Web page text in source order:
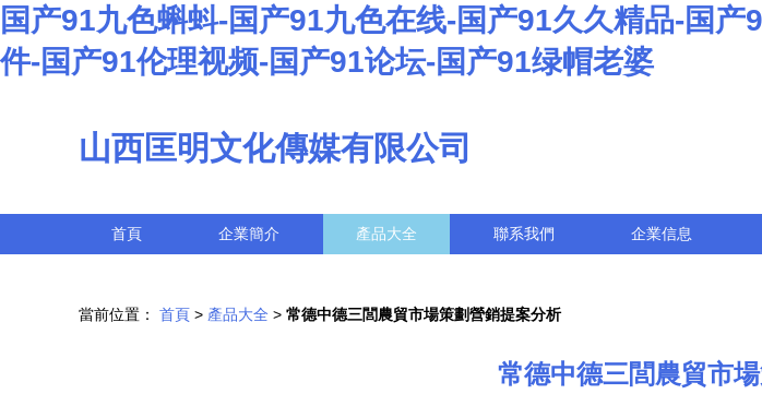
国产91九色蝌蚪-国产91九色在线-国产91久久精品-国
件-国产91伦理视频-国产91论坛-国产91绿帽老婆
山西匡明文化傳媒有限公司
首頁 企業簡介 產品大全 聯系我們 企業信息
當前位置： 首頁 > 產品大全 > 常德中德三閭農貿市場策劃營銷提案分析
常德中德三閭農貿市